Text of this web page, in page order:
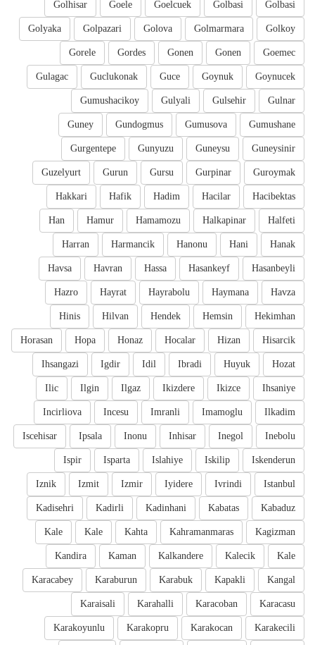
Golbasi
Golbasi
Goelcuek
Goele
Golhisar
Golkoy
Golmarmara
Golova
Golpazari
Golyaka
Goemec
Gonen
Gonen
Gordes
Gorele
Goynucek
Goynuk
Guce
Guclukonak
Gulagac
Gulnar
Gulsehir
Gulyali
Gumushacikoy
Gumushane
Gumusova
Gundogmus
Guney
Guneysinir
Guneysu
Gunyuzu
Gurgentepe
Guroymak
Gurpinar
Gursu
Gurun
Guzelyurt
Hacibektas
Hacilar
Hadim
Hafik
Hakkari
Halfeti
Halkapinar
Hamamozu
Hamur
Han
Hanak
Hani
Hanonu
Harmancik
Harran
Hasanbeyli
Hasankeyf
Hassa
Havran
Havsa
Havza
Haymana
Hayrabolu
Hayrat
Hazro
Hekimhan
Hemsin
Hendek
Hilvan
Hinis
Hisarcik
Hizan
Hocalar
Honaz
Hopa
Horasan
Hozat
Huyuk
Ibradi
Idil
Igdir
Ihsangazi
Ihsaniye
Ikizce
Ikizdere
Ilgaz
Ilgin
Ilic
Ilkadim
Imamoglu
Imranli
Incesu
Incirliova
Inebolu
Inegol
Inhisar
Inonu
Ipsala
Iscehisar
Iskenderun
Iskilip
Islahiye
Isparta
Ispir
Istanbul
Ivrindi
Iyidere
Izmir
Izmit
Iznik
Kabaduz
Kabatas
Kadinhani
Kadirli
Kadisehri
Kagizman
Kahramanmaras
Kahta
Kale
Kale
Kale
Kalecik
Kalkandere
Kaman
Kandira
Kangal
Kapakli
Karabuk
Karaburun
Karacabey
Karacasu
Karacoban
Karahalli
Karaisali
Karakecili
Karakocan
Karakopru
Karakoyunlu